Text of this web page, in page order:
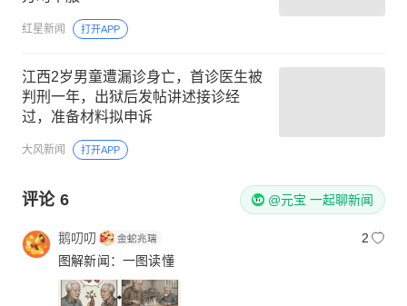
红星新闻 打开APP
江西2岁男童遭漏诊身亡，首诊医生被
判刑一年，出狱后发帖讲述接诊经
过，准备材料拟申诉
大风新闻 打开APP
评论 6 @元宝 一起聊新闻
鹅叨叨
2
图解新闻：一图读懂